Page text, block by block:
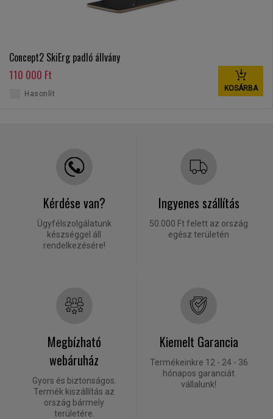
Concept2 SkiErg padló állvány
110 000 Ft
KOSÁRBA
Hasonlít
Kérdése van?
Ügyfélszolgálatunk
készséggel áll
rendelkezésére!
Ingyenes szállítás
50.000 Ft felett az ország
egész területén
Megbízható
webáruház
Gyors és biztonságos.
Termék kiszállítás az
ország bármely
területére.
Kiemelt Garancia
Termékeinkre 12 - 24 - 36
hónapos garanciát
vállalunk!